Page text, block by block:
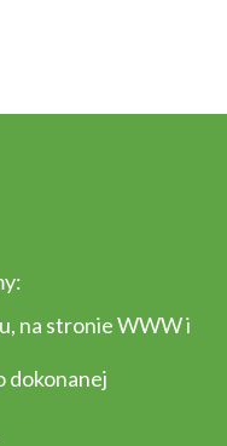
na stronie WWW i
dokonanej